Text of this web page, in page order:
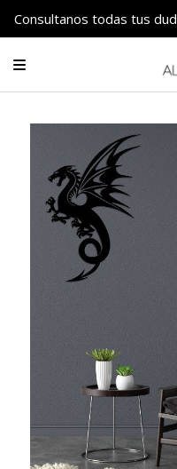
Consultanos todas tus